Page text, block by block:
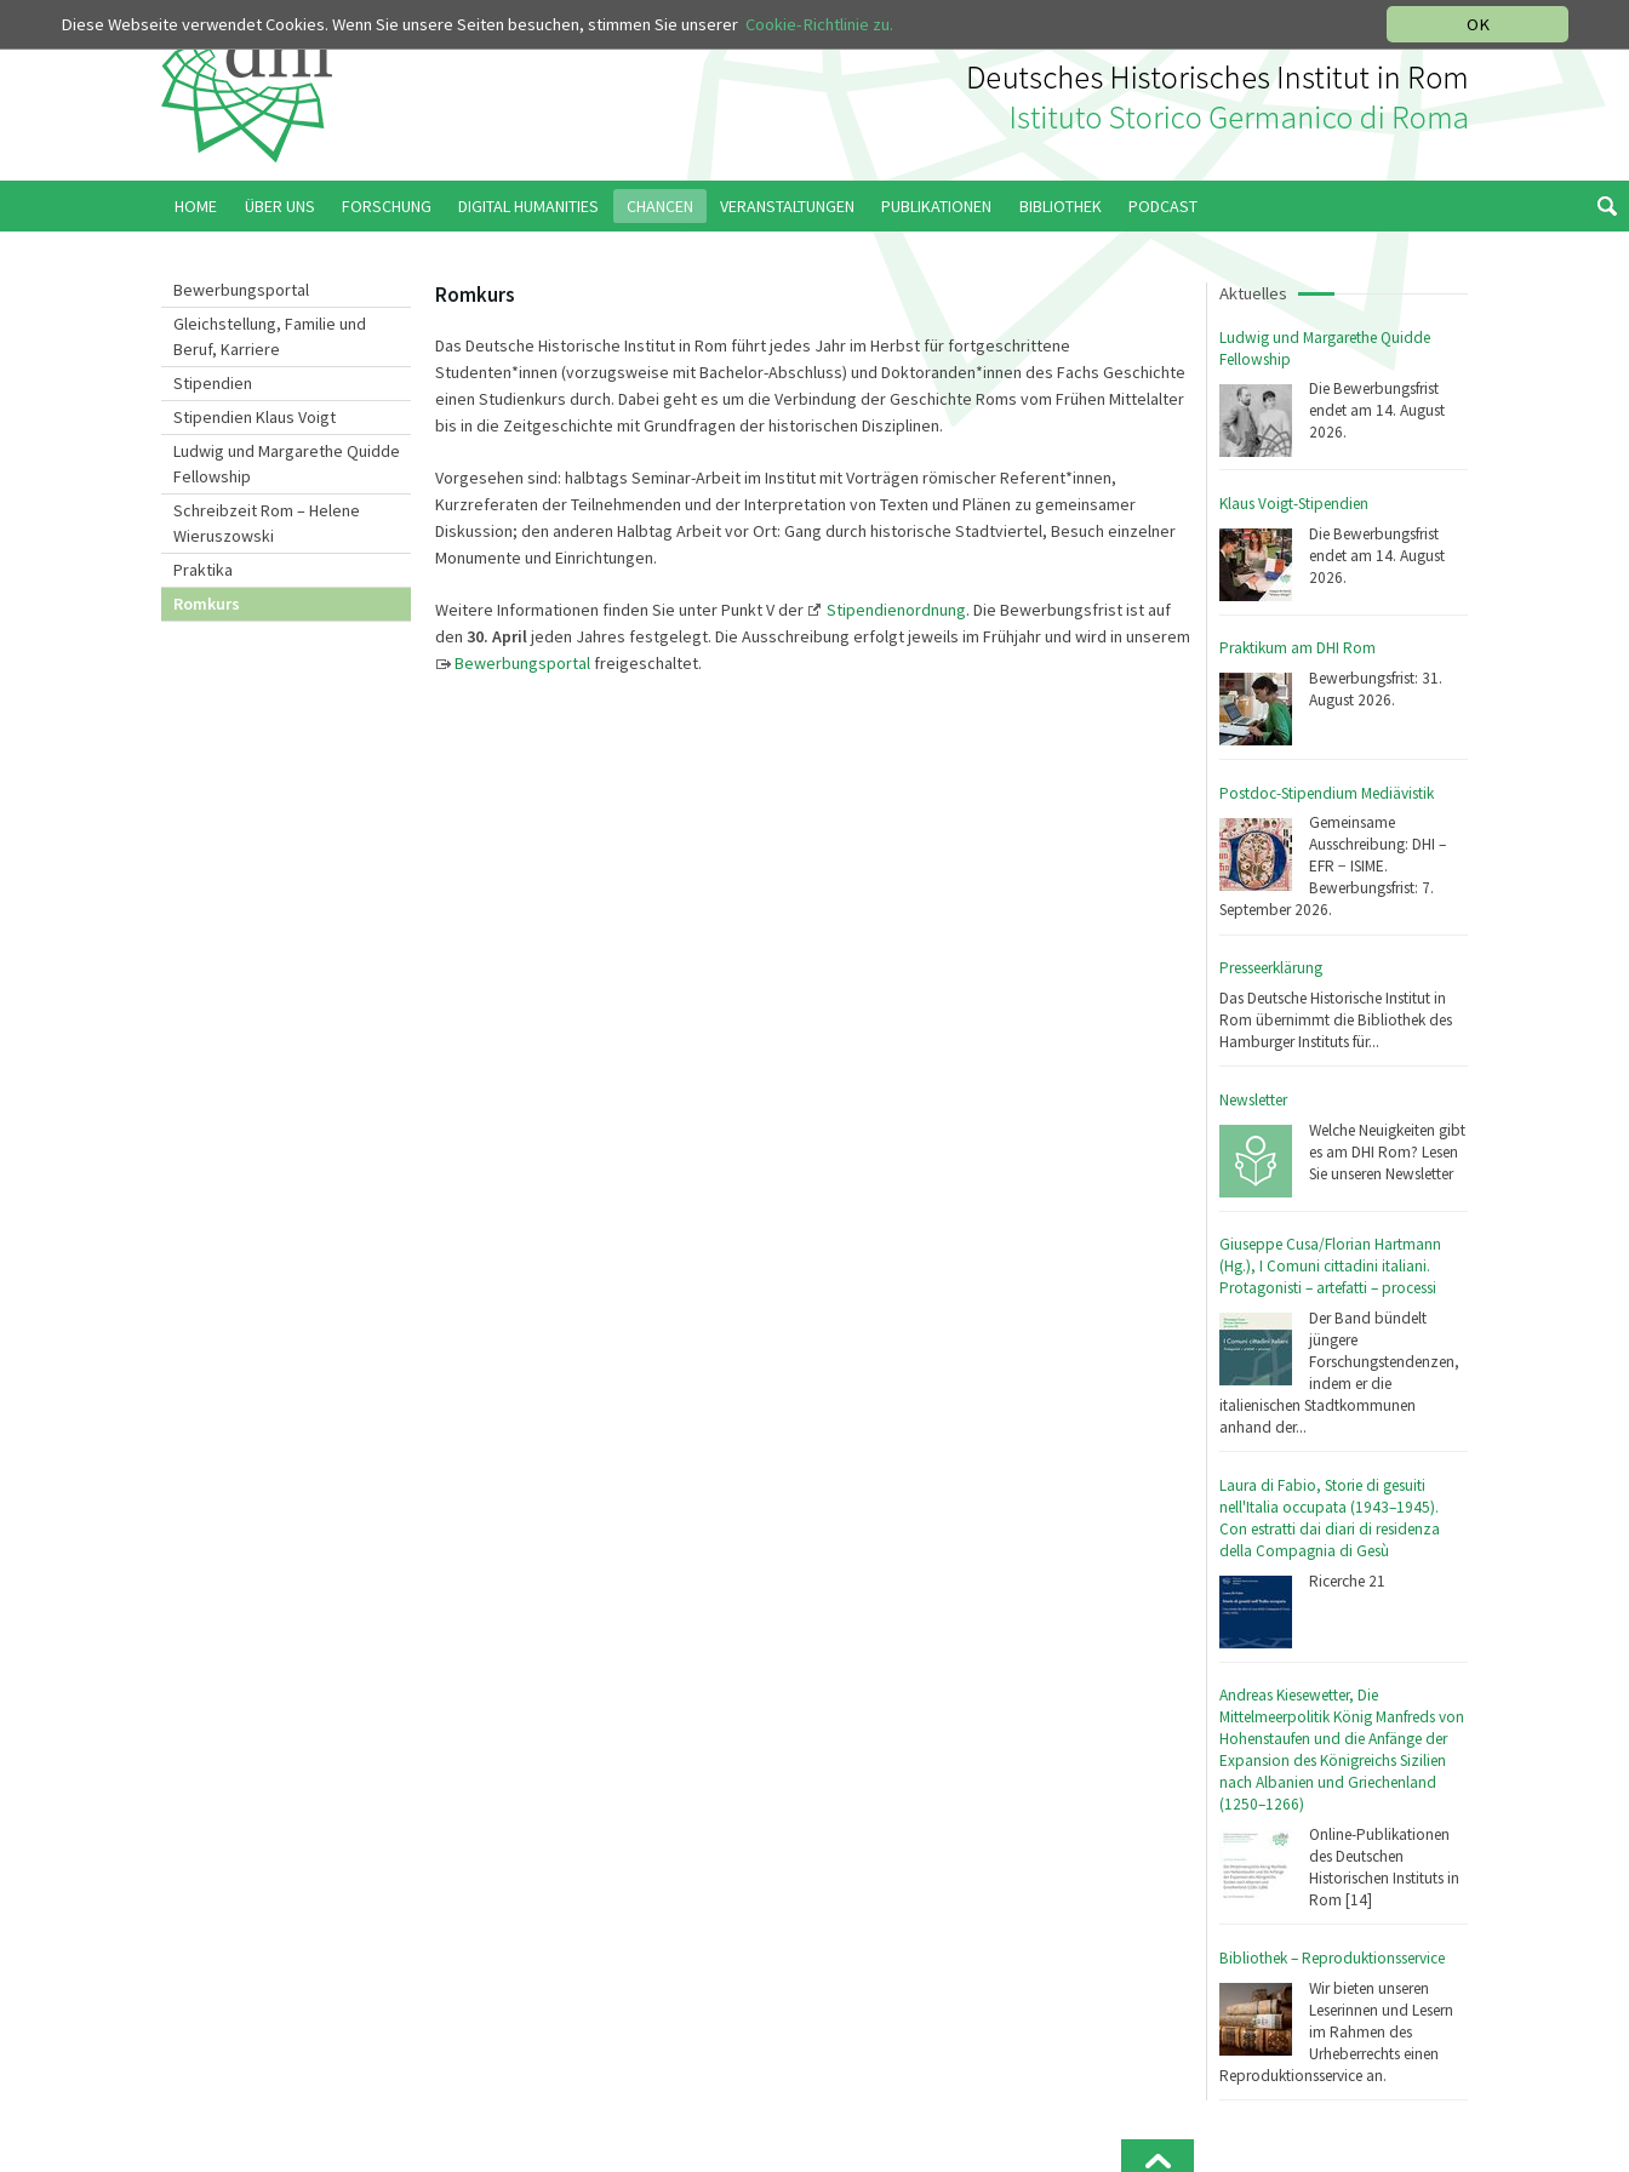
OK
Diese Webseite verwendet Cookies. Wenn Sie unsere Seiten besuchen, stimmen Sie unserer Cookie-Richtlinie zu.
Bewerbungsportal
Gleichstellung, Familie und
Beruf, Karriere
Stipendien
Stipendien Klaus Voigt
Ludwig und Margarethe Quidde
Fellowship
Schreibzeit Rom – Helene
Wieruszowski
Praktika
Romkurs
Aktuelles
Ludwig und Margarethe Quidde
Fellowship
Die Bewerbungsfrist
endet am 14. August
2026.
Klaus Voigt-Stipendien
Die Bewerbungsfrist
endet am 14. August
2026.
Praktikum am DHI Rom
Bewerbungsfrist: 31.
August 2026.
Postdoc-Stipendium Mediävistik
Gemeinsame
Ausschreibung: DHI –
EFR − ISIME.
Bewerbungsfrist: 7.
September 2026.
Presseerklärung
Das Deutsche Historische Institut in
Rom übernimmt die Bibliothek des
Hamburger Instituts für...
Newsletter
Welche Neuigkeiten gibt
es am DHI Rom? Lesen
Sie unseren Newsletter
Giuseppe Cusa/Florian Hartmann
(Hg.), I Comuni cittadini italiani.
Protagonisti – artefatti – processi
Der Band bündelt
jüngere
Forschungstendenzen,
indem er die
italienischen Stadtkommunen
anhand der...
Laura di Fabio, Storie di gesuiti
nell'Italia occupata (1943–1945).
Con estratti dai diari di residenza
della Compagnia di Gesù
Ricerche 21
Andreas Kiesewetter, Die
Mittelmeerpolitik König Manfreds von
Hohenstaufen und die Anfänge der
Expansion des Königreichs Sizilien
nach Albanien und Griechenland
(1250–1266)
Online-Publikationen
des Deutschen
Historischen Instituts in
Rom [14]
Bibliothek – Reproduktionsservice
Wir bieten unseren
Leserinnen und Lesern
im Rahmen des
Urheberrechts einen
Reproduktionsservice an.
Romkurs
Das Deutsche Historische Institut in Rom führt jedes Jahr im Herbst für fortgeschrittene
Studenten*innen (vorzugsweise mit Bachelor-Abschluss) und Doktoranden*innen des Fachs Geschichte
einen Studienkurs durch. Dabei geht es um die Verbindung der Geschichte Roms vom Frühen Mittelalter
bis in die Zeitgeschichte mit Grundfragen der historischen Disziplinen.
Vorgesehen sind: halbtags Seminar-Arbeit im Institut mit Vorträgen römischer Referent*innen,
Kurzreferaten der Teilnehmenden und der Interpretation von Texten und Plänen zu gemeinsamer
Diskussion; den anderen Halbtag Arbeit vor Ort: Gang durch historische Stadtviertel, Besuch einzelner
Monumente und Einrichtungen.
Weitere Informationen finden Sie unter Punkt V der Stipendienordnung. Die Bewerbungsfrist ist auf
den 30. Apriljeden Jahres festgelegt. Die Ausschreibung erfolgt jeweils im Frühjahr und wird in unserem
Bewerbungsportalfreigeschaltet.
HOME ÜBER UNS FORSCHUNG DIGITAL HUMANITIES CHANCEN VERANSTALTUNGEN PUBLIKATIONEN BIBLIOTHEK PODCAST